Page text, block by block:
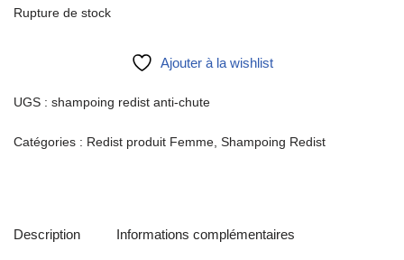
Rupture de stock
Ajouter à la wishlist
UGS : shampoing redist anti-chute
Catégories : Redist produit Femme, Shampoing Redist
Description Informations complémentaires